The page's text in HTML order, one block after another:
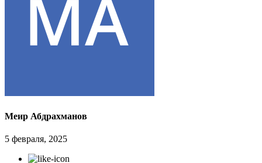
Меир Абдрахманов
5 февраля, 2025